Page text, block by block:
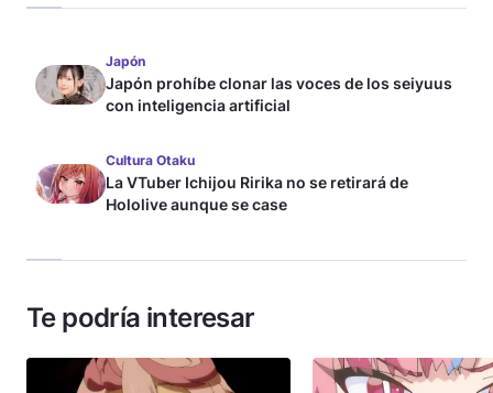
Japón
Japón prohíbe clonar las voces de los seiyuus
con inteligencia artificial
Cultura Otaku
La VTuber Ichijou Ririka no se retirará de
Hololive aunque se case
Te podría interesar